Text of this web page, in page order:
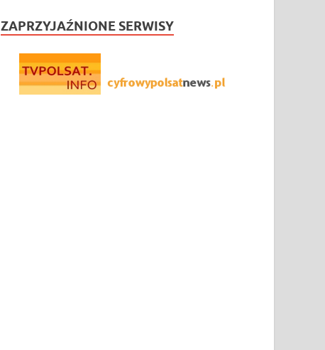
ZAPRZYJAŹNIONE SERWISY